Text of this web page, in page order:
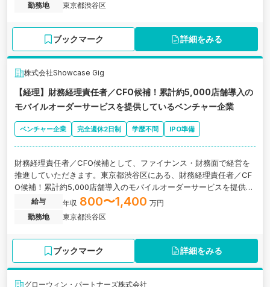
勤務地
東京都渋谷区
ブックマーク 詳細をみる
株式会社Showcase Gig
【経理】財務経理責任者／CFO候補！累計約5,000店舗導入の
モバイルオーダーサービスを提供しているベンチャー企業
ベンチャー企業 完全週休2日制 学歴不問 IPO準備
財務経理責任者／CFO候補として、ファイナンス・財務面で経営を
推進していただきます。東京都渋谷区にある、財務経理責任者／CF
O候補！累計約5,000店舗導入のモバイルオーダーサービスを提供し
ているベンチャー企業の求人です。
給与 年収 800〜1,400 万円
勤務地
東京都渋谷区
ブックマーク 詳細をみる
グローウィン・パートナーズ株式会社